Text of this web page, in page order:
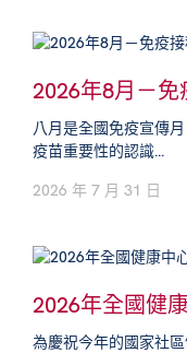
2026年8月－
八月是全國免疫宣傳
疫苗重要性的認識...
2026 年 7 月 31 日
2026年全國健
為慶祝今年的國家社